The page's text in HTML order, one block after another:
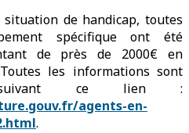
de handicap, toutes
spécifique ont été
de près de 2000€ en
les informations sont
suivant ce lien :
agents-en-
.